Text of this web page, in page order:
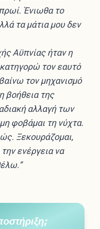
Ένιωθα το
τα μάτια μου δεν
Αϋπνίας ήταν η
τον εαυτό
τον μηχανισμό
βοήθεια της
αλλαγή των
φοβάμαι τη νύχτα.
Ξεκουράζομαι,
ενέργεια να